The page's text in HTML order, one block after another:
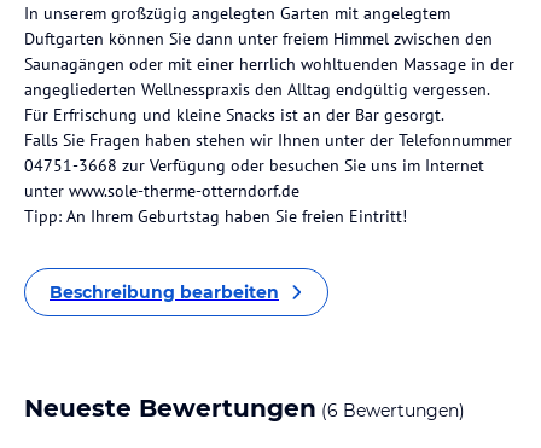
In unserem großzügig angelegten Garten mit angelegtem
Duftgarten können Sie dann unter freiem Himmel zwischen den
Saunagängen oder mit einer herrlich wohltuenden Massage in der
angegliederten Wellnesspraxis den Alltag endgültig vergessen.
Für Erfrischung und kleine Snacks ist an der Bar gesorgt.
Falls Sie Fragen haben stehen wir Ihnen unter der Telefonnummer
04751-3668 zur Verfügung oder besuchen Sie uns im Internet
unter www.sole-therme-otterndorf.de
Tipp: An Ihrem Geburtstag haben Sie freien Eintritt!
Beschreibung bearbeiten
Neueste Bewertungen (6 Bewertungen)